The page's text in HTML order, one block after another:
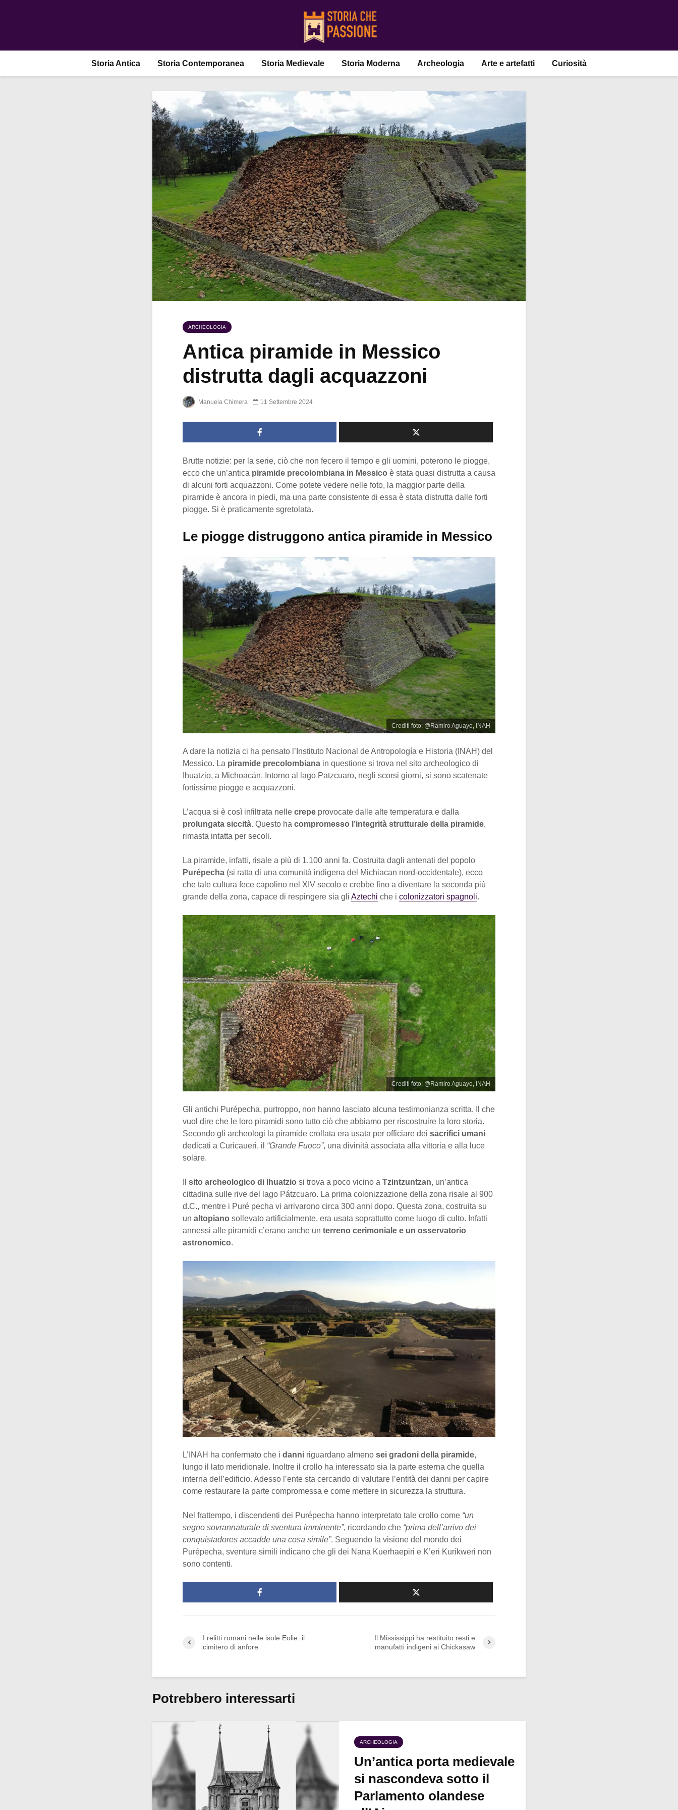
Storia Antica Storia Contemporanea Storia Medievale Storia Moderna Archeologia Arte e artefatti Curiosità
ARCHEOLOGIA
Antica piramide in Messico
distrutta dagli acquazzoni
Manuela Chimera 11 Settembre 2024
Brutte notizie: per la serie, ciò che non fecero il tempo e gli uomini, poterono le piogge,
ecco che un’antica piramide precolombiana in Messico è stata quasi distrutta a causa
di alcuni forti acquazzoni. Come potete vedere nelle foto, la maggior parte della
piramide è ancora in piedi, ma una parte consistente di essa è stata distrutta dalle forti
piogge. Si è praticamente sgretolata.
Le piogge distruggono antica piramide in Messico
Crediti foto: @Ramiro Aguayo, INAH
A dare la notizia ci ha pensato l’Instituto Nacional de Antropología e Historia (INAH) del
Messico. La piramide precolombiana in questione si trova nel sito archeologico di
Ihuatzio, a Michoacán. Intorno al lago Patzcuaro, negli scorsi giorni, si sono scatenate
fortissime piogge e acquazzoni.
L’acqua si è così infiltrata nelle crepe provocate dalle alte temperatura e dalla
prolungata siccità. Questo ha compromesso l’integrità strutturale della piramide,
rimasta intatta per secoli.
La piramide, infatti, risale a più di 1.100 anni fa. Costruita dagli antenati del popolo
Purépecha (si ratta di una comunità indigena del Michiacan nord-occidentale), ecco
che tale cultura fece capolino nel XIV secolo e crebbe fino a diventare la seconda più
grande della zona, capace di respingere sia gli Aztechi che i colonizzatori spagnoli.
Crediti foto: @Ramiro Aguayo, INAH
Gli antichi Purépecha, purtroppo, non hanno lasciato alcuna testimonianza scritta. Il che
vuol dire che le loro piramidi sono tutto ciò che abbiamo per riscostruire la loro storia.
Secondo gli archeologi la piramide crollata era usata per officiare dei sacrifici umani
dedicati a Curicaueri, il “Grande Fuoco”, una divinità associata alla vittoria e alla luce
solare.
sito archeologico di Ihuatzio si trova a poco vicino a Tzintzuntzan, un’antica
cittadina sulle rive del lago Pátzcuaro. La prima colonizzazione della zona risale al 900
d.C., mentre i Puré pecha vi arrivarono circa 300 anni dopo. Questa zona, costruita su
un altopiano sollevato artificialmente, era usata soprattutto come luogo di culto. Infatti
annessi alle piramidi c’erano anche un terreno cerimoniale e un osservatorio
astronomico.
L’INAH ha confermato che i danni riguardano almeno sei gradoni della piramide,
lungo il lato meridionale. Inoltre il crollo ha interessato sia la parte esterna che quella
interna dell’edificio. Adesso l’ente sta cercando di valutare l’entità dei danni per capire
come restaurare la parte compromessa e come mettere in sicurezza la struttura.
Nel frattempo, i discendenti dei Purépecha hanno interpretato tale crollo come “un
segno sovrannaturale di sventura imminente”, ricordando che “prima dell’arrivo dei
conquistadores accadde una cosa simile”. Seguendo la visione del mondo dei
Purépecha, sventure simili indicano che gli dei Nana Kuerhaepiri e K’eri Kurikweri non
sono contenti.
I relitti romani nelle isole Eolie: il
cimitero di anfore
Il Mississippi ha restituito resti e
manufatti indigeni ai Chickasaw
Potrebbero interessarti
ARCHEOLOGIA
Un’antica porta medievale
si nascondeva sotto il
Parlamento olandese